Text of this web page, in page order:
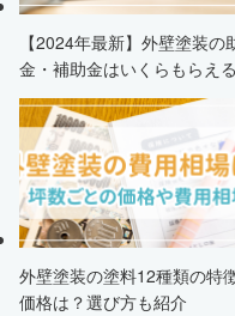
【2024年最新】外壁塗装の
金・補助金はいくらもらえ
申請条件・市区町村情報・安
する方法も紹介！
外壁塗装の塗料12種類の特
価格は？選び方も紹介